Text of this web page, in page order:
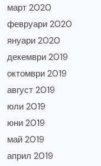
март 2020
февруари 2020
януари 2020
декември 2019
октомври 2019
август 2019
юли 2019
юни 2019
май 2019
април 2019